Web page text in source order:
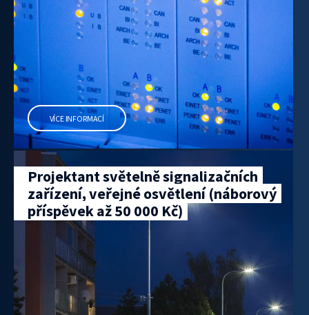
VÍCE INFORMACÍ
Projektant světelně signalizačních
zařízení, veřejné osvětlení (náborový
příspěvek až 50 000 Kč)